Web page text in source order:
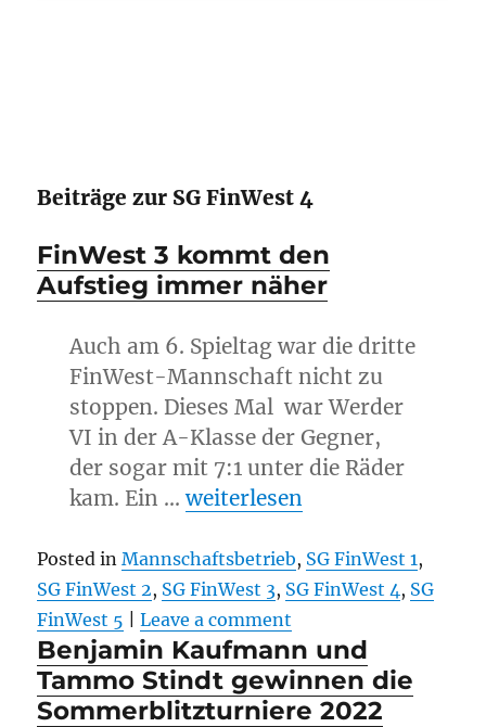
Beiträge zur SG FinWest 4
FinWest 3 kommt den
Aufstieg immer näher
Auch am 6. Spieltag war die dritte
FinWest-Mannschaft nicht zu
stoppen. Dieses Mal war Werder
VI in der A-Klasse der Gegner,
der sogar mit 7:1 unter die Räder
kam. Ein …„FinWest 3 kommt den
weiterlesen
Posted in Mannschaftsbetrieb, SG FinWest 1,
SG FinWest 2, SG FinWest 3, SG FinWest 4, SG
FinWest 5
Leave a comment
Benjamin Kaufmann und
Tammo Stindt gewinnen die
Sommerblitzturniere 2022